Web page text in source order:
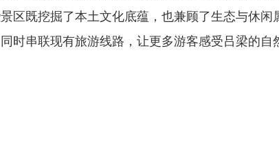
区既挖掘了本土文化底蕴，也兼顾了生态与休
时串联现有旅游线路，让更多游客感受吕梁的自